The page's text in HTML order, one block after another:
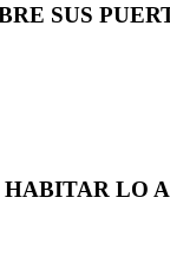
SUS
LO